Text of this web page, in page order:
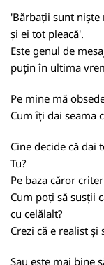
'Bărbații sunt
și ei tot pleacă'.
Este genul de
puțin în ultima
Pe mine mă
Cum îți dai seama
Cine decide că dai
Tu?
Pe baza căror
Cum poți să susții
cu celălalt?
Crezi că e realist și
Sau este mai bine